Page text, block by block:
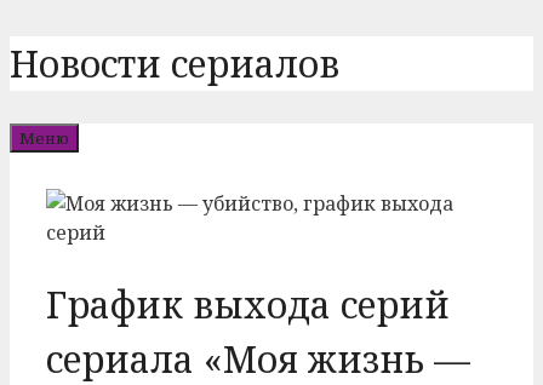
Перейти
к
Новости сериалов
Меню
График выхода серий
сериала «Моя жизнь —